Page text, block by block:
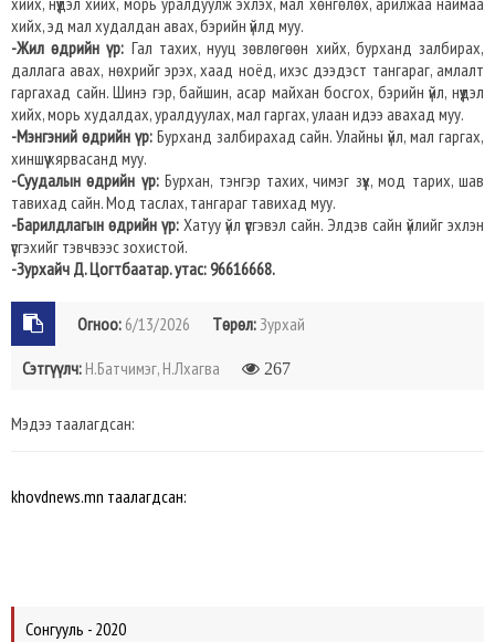
хийх, эд мал худалдан авах, бэрийн үйлд муу.
-Жил өдрийн үр: Гал тахих, нууц зөвлөгөөн хийх, бурханд залбирах,
даллага авах, нөхрийг эрэх, хаад ноёд, ихэс дээдэст тангараг, амлалт
гаргахад сайн. Шинэ гэр, байшин, асар майхан босгох, бэрийн үйл, нүүдэл
хийх, морь худалдах, уралдуулах, мал гаргах, улаан идээ авахад муу.
-Мэнгэний өдрийн үр:Бурханд залбирахад сайн. Улайны үйл, мал гаргах,
хиншүү хярвасанд муу.
-Суудалын өдрийн үр:Бурхан, тэнгэр тахих, чимэг зүүх, мод тарих, шав
тавихад сайн. Мод таслах, тангараг тавихад муу.
-Барилдлагын өдрийн үр: Хатуу үйл үүсгэвэл сайн. Элдэв сайн үйлийг эхлэн
үүсгэхийг тэвчвээс зохистой.
-Зурхайч Д. Цогтбаатар. утас: 96616668.
Огноо: 6/13/2026 Төрөл:Зурхай
Сэтгүүлч: Н.Батчимэг, Н.Лхагва 267
Мэдээ таалагдсан:
khovdnews.mn таалагдсан:
Сонгууль - 2020